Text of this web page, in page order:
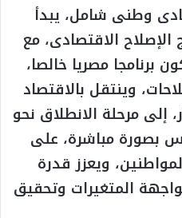
وطنى شامل، يبدأ
الإصلاح الاقتصادى، مع
برنامجا مصريا خالصا،
وينتقل بالاقتصاد
إلى مرحلة الانطلاق نحو
بصورة مباشرة، على
ويعزز قدرة
المتغيرات وتحقيق